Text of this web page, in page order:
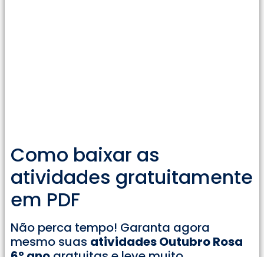
Como baixar as
atividades gratuitamente
em PDF
Não perca tempo! Garanta agora
mesmo suas atividades Outubro Rosa